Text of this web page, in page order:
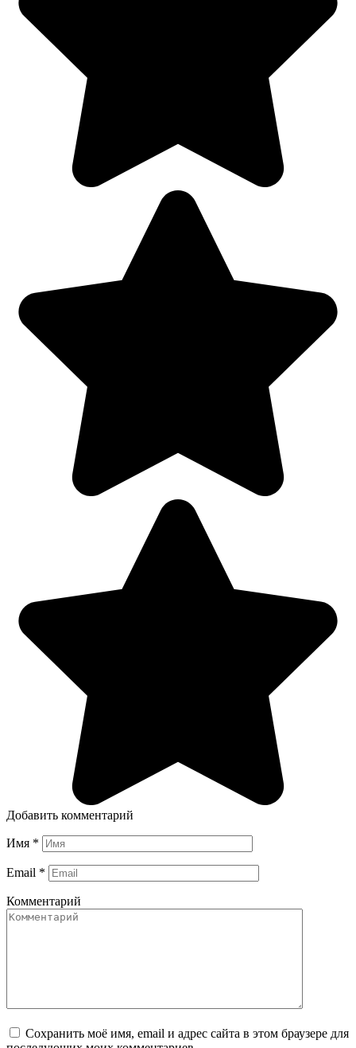
Добавить комментарий
Имя *
Email *
Комментарий
Сохранить моё имя, email и адрес сайта в этом браузере для